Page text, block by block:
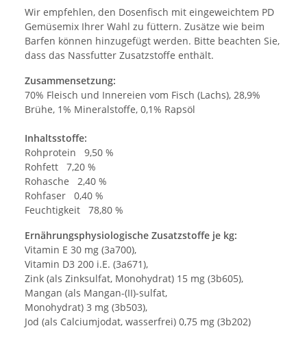
Wir empfehlen, den Dosenfisch mit eingeweichtem PD
Gemüsemix Ihrer Wahl zu füttern. Zusätze wie beim
Barfen können hinzugefügt werden. Bitte beachten Sie,
dass das Nassfutter Zusatzstoffe enthält.
Zusammensetzung:
70% Fleisch und Innereien vom Fisch (Lachs), 28,9%
Brühe, 1% Mineralstoffe, 0,1% Rapsöl
Inhaltsstoffe:
Rohprotein 9,50 %
Rohfett 7,20 %
Rohasche 2,40 %
Rohfaser 0,40 %
Feuchtigkeit 78,80 %
Ernährungsphysiologische Zusatzstoffe je kg:
Vitamin E 30 mg (3a700),
Vitamin D3 200 i.E. (3a671),
Zink (als Zinksulfat, Monohydrat) 15 mg (3b605),
Mangan (als Mangan-(II)-sulfat,
Monohydrat) 3 mg (3b503),
Jod (als Calciumjodat, wasserfrei) 0,75 mg (3b202)